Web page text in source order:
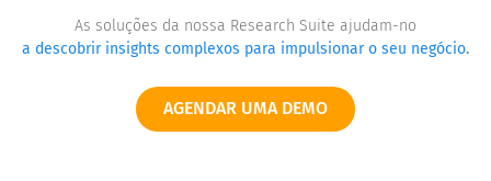
As soluções da nossa Research Suite ajudam-no
a descobrir insights complexos para impulsionar o seu negócio.
AGENDAR UMA DEMO